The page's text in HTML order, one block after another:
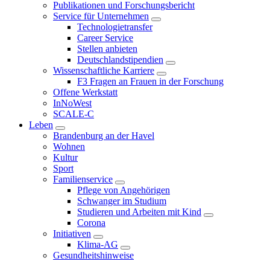
Publikationen und Forschungsbericht
Service für Unternehmen
Technologietransfer
Career Service
Stellen anbieten
Deutschlandstipendien
Wissenschaftliche Karriere
F3 Fragen an Frauen in der Forschung
Offene Werkstatt
InNoWest
SCALE-C
Leben
Brandenburg an der Havel
Wohnen
Kultur
Sport
Familienservice
Pflege von Angehörigen
Schwanger im Studium
Studieren und Arbeiten mit Kind
Corona
Initiativen
Klima-AG
Gesundheitshinweise